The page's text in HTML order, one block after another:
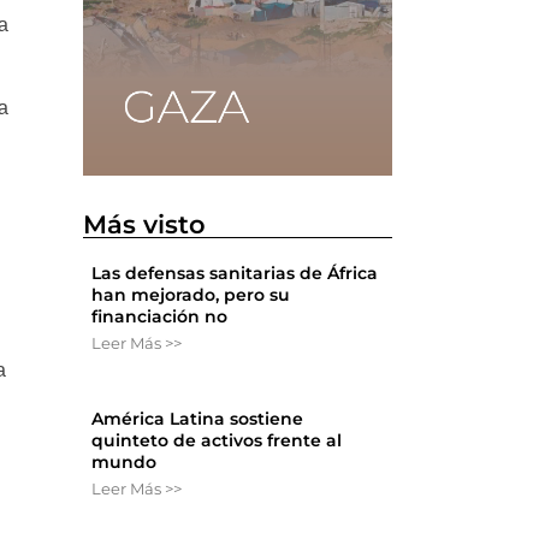
Más visto
Las defensas sanitarias de África
han mejorado, pero su
financiación no
Leer Más >>
América Latina sostiene
quinteto de activos frente al
mundo
Leer Más >>